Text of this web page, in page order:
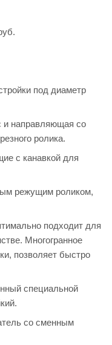
под диаметр
и направляющая со
ролика.
с канавкой для
режущим роликом,
подходит для
Многогранное
позволяет быстро
специальной
со сменным